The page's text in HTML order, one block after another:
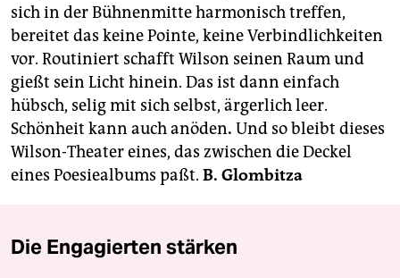
sich in der Bühnenmitte harmonisch treffen,
bereitet das keine Pointe, keine Verbindlichkeiten
vor. Routiniert schafft Wilson seinen Raum und
gießt sein Licht hinein. Das ist dann einfach
hübsch, selig mit sich selbst, ärgerlich leer.
Schönheit kann auch anöden. Und so bleibt dieses
Wilson-Theater eines, das zwischen die Deckel
eines Poesiealbums paßt. B. Glombitza
Die Engagierten stärken